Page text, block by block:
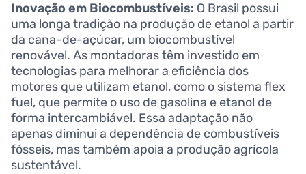
Inovação em Biocombustíveis: O Brasil possui
uma longa tradição na produção de etanol a partir
da cana-de-açúcar, um biocombustível
renovável. As montadoras têm investido em
tecnologias para melhorar a eficiência dos
motores que utilizam etanol, como o sistema flex
fuel, que permite o uso de gasolina e etanol de
forma intercambiável. Essa adaptação não
apenas diminui a dependência de combustíveis
fósseis, mas também apoia a produção agrícola
sustentável.